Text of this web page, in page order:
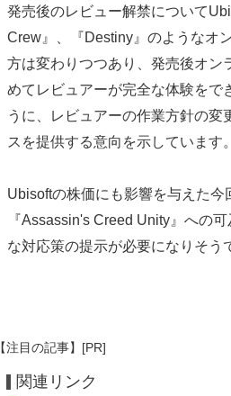
発売後のレビュー解禁について
Crew』、『Destiny』のようなオ
方は変わりつつあり、発売後オン
めてレビュアーが完全な体験をで
うに、レビュアーの作業方針の
スを提供する意向を示しています。
Ubisoftの株価にも影響を与えた今
『Assassin's Creed Unity』への
な対応策の提示が必要になりそう
【注目の記事】[PR]
関連リンク